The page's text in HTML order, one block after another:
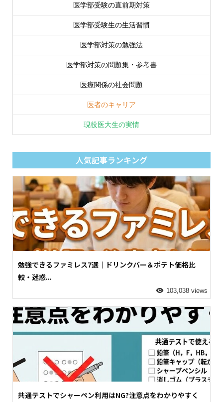
医学部受験の直前期対策
医学部受験生の生活習慣
医学部対策の勉強法
医学部対策の問題集・参考書
医療関係の社会問題
医者のキャリア
現役医大生の実情
人気記事ランキング
勉強できるファミレス7選｜ドリンクバー＆ポテト価格比
較・迷惑...
103,038 views
共通テストでシャーペン利用はNG?注意点をわかりやすく